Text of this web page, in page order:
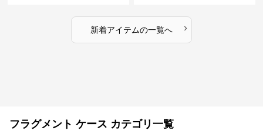
新着アイテムの一覧へ ›
フラグメント ケース カテゴリ一覧